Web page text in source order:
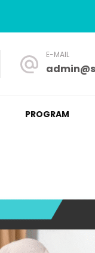
E-MAIL
PROGRAM